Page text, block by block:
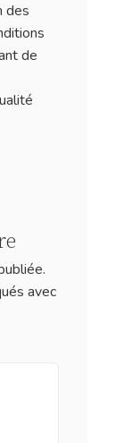
des
de
avec